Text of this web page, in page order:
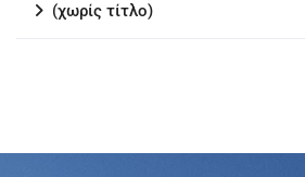
(χωρίς τίτλο)